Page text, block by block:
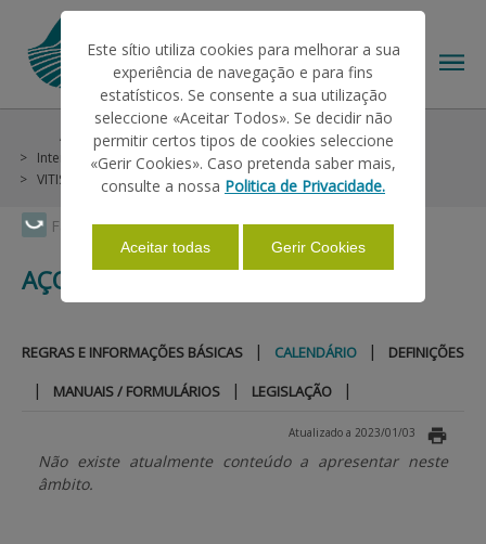
Faça Swipe para ver o menu
O IFAP
AJUDAS/APOIOS
INFORMAÇÕES
PAGAMENTOS
Ajudas/Apoios Outras Ajudas
Histórico
Intervençao em Mercados
Vinho e Vinha
VITIS - PNA 2008-2013
Açores Calendário
AÇORES
REGRAS E INFORMAÇÕES BÁSICAS | CALENDÁRIO | DEFINIÇÕES
| MANUAIS / FORMULÁRIOS | LEGISLAÇÃO |
Atualizado a 2023/01/03
Não existe atualmente conteúdo a apresentar neste
âmbito.
Este sítio utiliza cookies para melhorar a sua
experiência de navegação e para fins
estatísticos. Se consente a sua utilização
seleccione «Aceitar Todos». Se decidir não
permitir certos tipos de cookies seleccione
«Gerir Cookies». Caso pretenda saber mais,
consulte a nossa Politica de Privacidade.
Aceitar todas Gerir Cookies